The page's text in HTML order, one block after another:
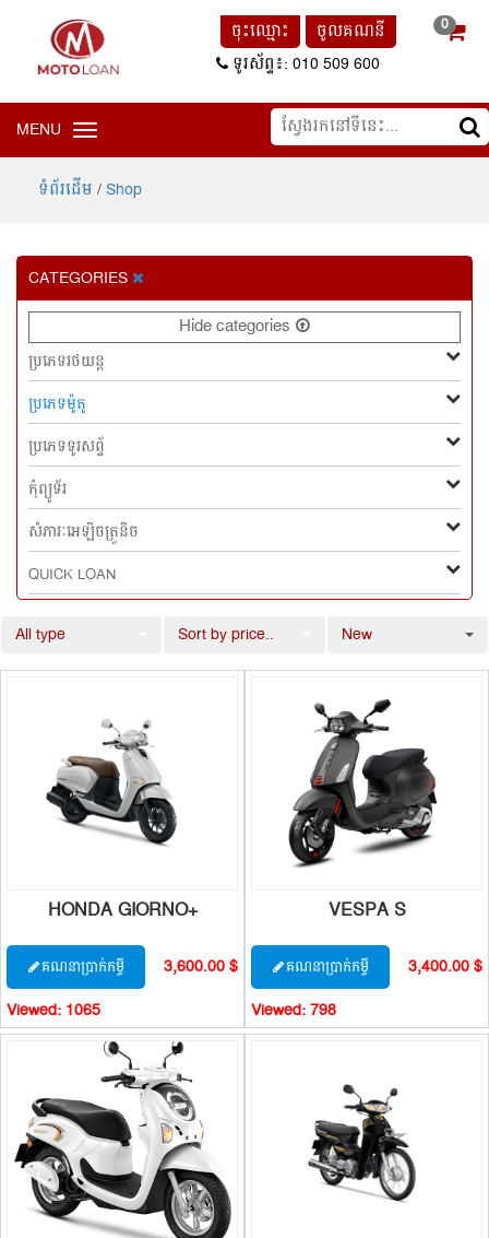
ចូលគណនី
ចុះឈ្មោះ
ទូរស័ព្ទ៖: 010 509 600
0
MENU Toggle
navigation
ទំព័រដើម/Shop
CATEGORIES
Hide categories
ប្រភេទរថយន្ដ
ប្រភេទម៉ូតូ
ប្រភេទទូរសព្ទ័
កុំព្យូទ័រ
សំភារៈអេឡិចត្រូនិច
QUICK LOAN
New
Sort by price..
All type
HONDA GIORNO+
គណនាប្រាក់កម្ចី
3,600.00 $
Viewed:1065
VESPA S
គណនាប្រាក់កម្ចី
3,400.00 $
Viewed:798